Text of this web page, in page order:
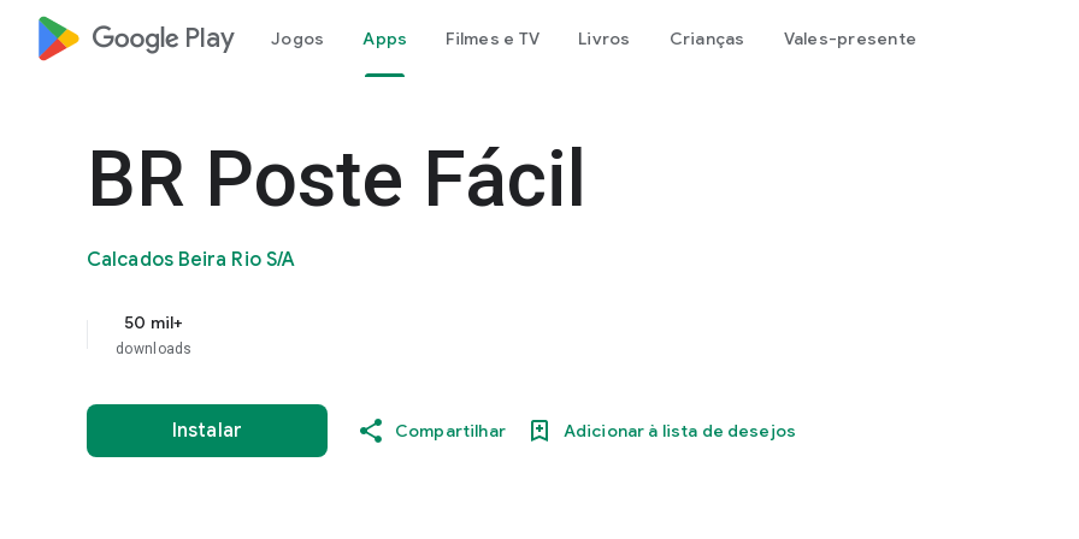
google_logo Play Jogos Apps Filmes e TV Livros Crianças Vales-presente
BR Poste Fácil
Calcados Beira Rio S/A
50 mil+
downloads
Instalar Compartilhar Adicionar à lista de desejos